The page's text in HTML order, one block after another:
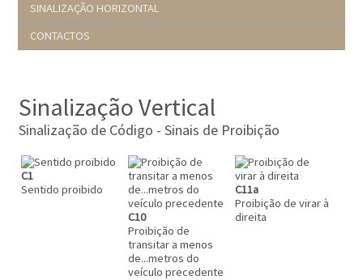
SINALIZAÇÃO HORIZONTAL
CONTACTOS
Sinalização Vertical
Sinalização de Código - Sinais de Proibição
C1
Sentido proibido
C10
Proibição de
transitar a menos
de...metros do
veículo precedente
C11a
Proibição de virar à
direita